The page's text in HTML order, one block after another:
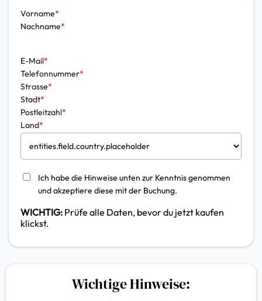
Vorname*
Nachname*
E-Mail*
Telefonnummer*
Strasse*
Stadt*
Postleitzahl*
Land*
Ich habe die Hinweise unten zur Kenntnis genommen
und akzeptiere diese mit der Buchung.
WICHTIG: Prüfe alle Daten, bevor du jetzt kaufen
klickst.
Wichtige Hinweise: